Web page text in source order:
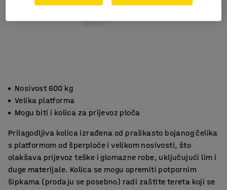
Nosivost 600 kg
Velika platforma
Mogu biti i kolica za prijevoz ploča
Prilagodljiva kolica izrađena od praškasto bojanog čelika
s platformom od šperploče i velikom nosivosti, što
olakšava prijevoz teške i glomazne robe, uključujući lim i
duge materijale. Kolica se mogu opremiti potpornim
šipkama (prodaju se posebno) radi zaštite tereta koji se